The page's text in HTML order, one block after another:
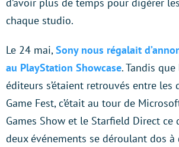
chaque studio.
Le 24 mai,Sony nous régalait
au PlayStation Showcase. Tandis
éditeurs s’étaient retrouvés entre les
Game Fest, c’était au tour de
Games Show et le Starfield Direct ce
deux événements se déroulant dos à